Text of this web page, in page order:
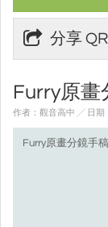
分享
Furry原畫
作者：觀音高中 ╱ 日期
Furry原畫分鏡手稿